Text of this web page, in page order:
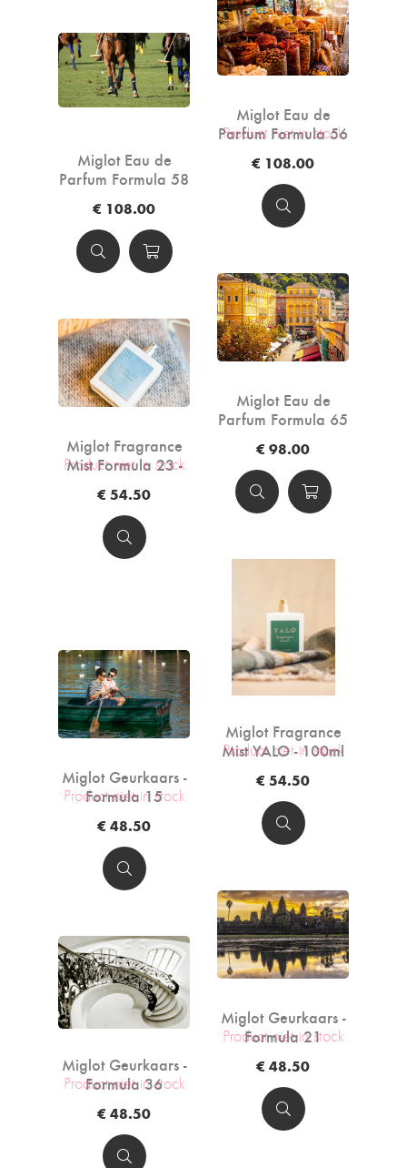
Miglot Eau de
Parfum Formula 56
€ 108.00
Product niet in stock
Miglot Eau de
Parfum Formula 58
€ 108.00
Miglot Eau de
Parfum Formula 65
€ 98.00
Miglot Fragrance
Mist Formula 23 -
€ 54.50
Product niet in stock
Miglot Fragrance
Mist YALO - 100ml
€ 54.50
Product niet in stock
Miglot Geurkaars -
Formula 15
€ 48.50
Product niet in stock
Miglot Geurkaars -
Formula 21
€ 48.50
Product niet in stock
Miglot Geurkaars -
Formula 36
€ 48.50
Product niet in stock